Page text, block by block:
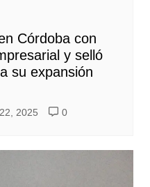
Córdoba con
y selló
su expansión
2025 0